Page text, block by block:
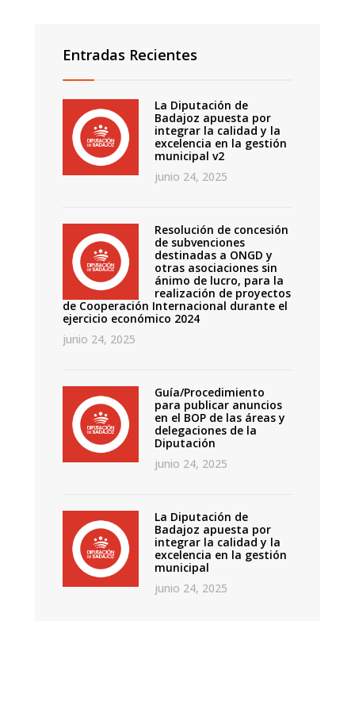
Entradas Recientes
La Diputación de
Badajoz apuesta por
integrar la calidad y la
excelencia en la gestión
municipal v2
junio 24, 2025
Resolución de concesión
de subvenciones
destinadas a ONGD y
otras asociaciones sin
ánimo de lucro, para la
realización de proyectos
de Cooperación Internacional durante el
ejercicio económico 2024
junio 24, 2025
Guía/Procedimiento
para publicar anuncios
en el BOP de las áreas y
delegaciones de la
Diputación
junio 24, 2025
La Diputación de
Badajoz apuesta por
integrar la calidad y la
excelencia en la gestión
municipal
junio 24, 2025